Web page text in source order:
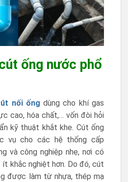
ống nước phổ
nối ống dùng cho khí gas
cao, hóa chất,… vốn đòi hỏi
kỹ thuật khắt khe. Cút ống
vụ cho các hệ thống cấp
và công nghiệp nhẹ, nơi có
khắc nghiệt hơn. Do đó, cút
được làm từ nhựa, thép mạ